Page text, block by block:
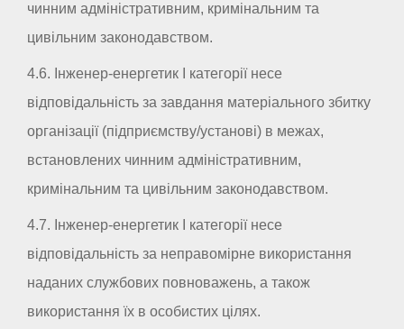
чинним адміністративним, кримінальним та
цивільним законодавством.
4.6. Інженер-енергетик I категорії несе
відповідальність за завдання матеріального збитку
організації (підприємству/установі) в межах,
встановлених чинним адміністративним,
кримінальним та цивільним законодавством.
4.7. Інженер-енергетик I категорії несе
відповідальність за неправомірне використання
наданих службових повноважень, а також
використання їх в особистих цілях.